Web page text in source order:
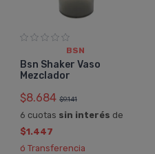
BSN
Bsn Shaker Vaso
Mezclador
$8.684 $9.141
6 cuotas sin interés de
$1.447
ó Transferencia